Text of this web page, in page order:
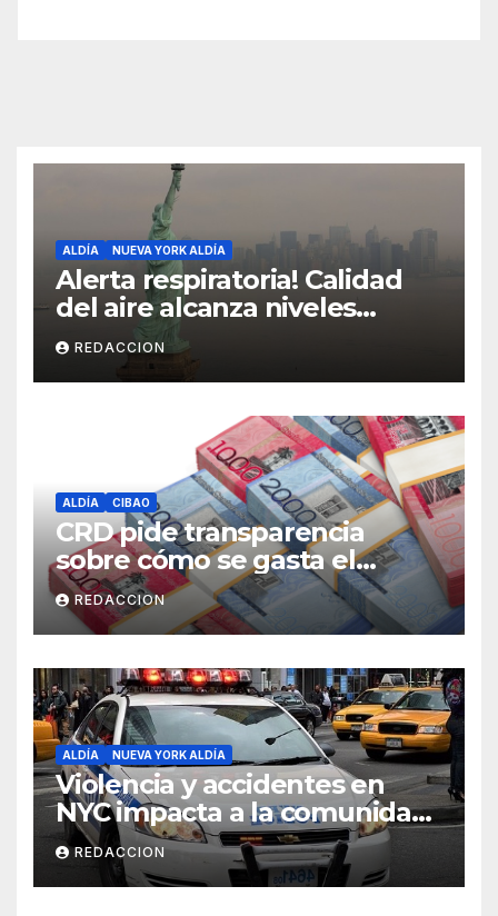
ALDÍA NUEVA YORK ALDÍA
Alerta respiratoria! Calidad
del aire alcanza niveles
peligrosos en NYC
REDACCION
ALDÍA CIBAO
CRD pide transparencia
sobre cómo se gasta el
dinero del Seguro Familiar de
Salud
REDACCION
ALDÍA NUEVA YORK ALDÍA
Violencia y accidentes en
NYC impacta a la comunidad
dominicana
REDACCION